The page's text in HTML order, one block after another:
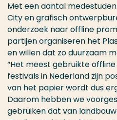
Met een aantal
City en grafisch
onderzoek naar offline
partijen organiseren het
en willen dat zo duurzaam
“Het meest gebruikte
festivals in Nederland zijn
van het papier wordt dus
Daarom hebben we
gebruiken dat van